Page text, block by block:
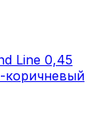
Line 0,45
коричневый